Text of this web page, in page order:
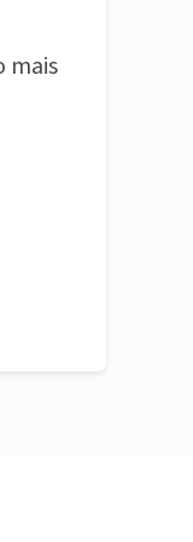
mais